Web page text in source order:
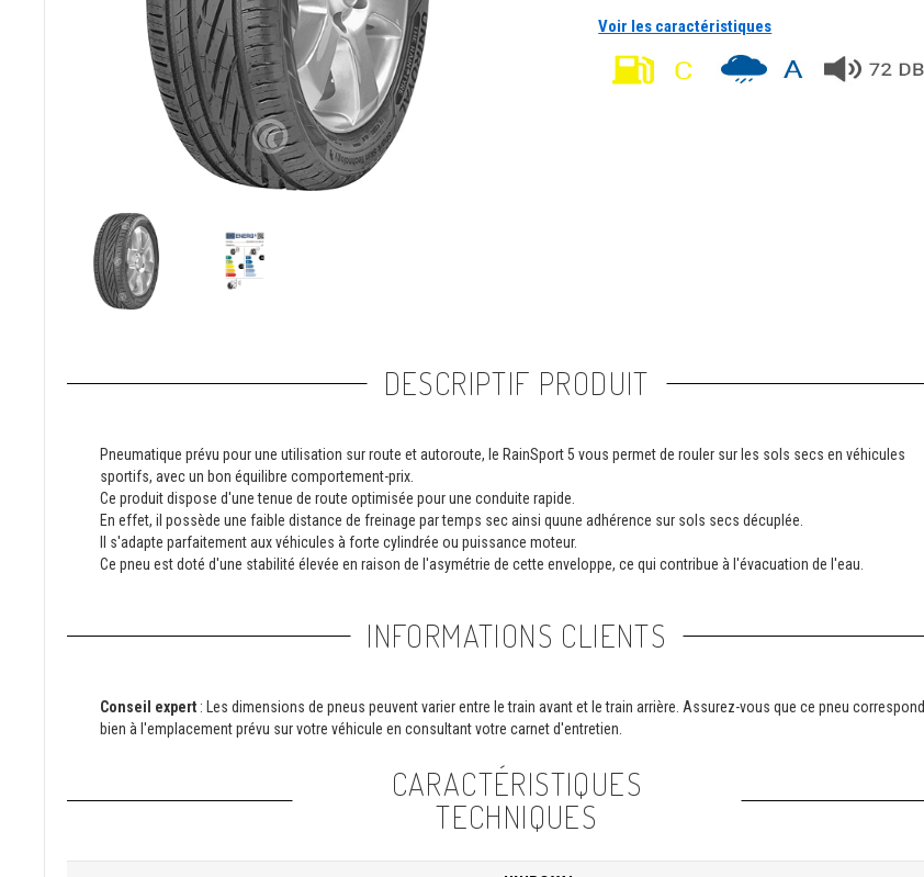
Voir les caractéristiques
DESCRIPTIF PRODUIT
Pneumatique prévu pour une utilisation sur route et autoroute, le RainSport 5 vous permet de rouler sur les sols secs en véhicules
sportifs, avec un bon équilibre comportement-prix.
Ce produit dispose d'une tenue de route optimisée pour une conduite rapide.
En effet, il possède une faible distance de freinage par temps sec ainsi quune adhérence sur sols secs décuplée.
Il s'adapte parfaitement aux véhicules à forte cylindrée ou puissance moteur.
Ce pneu est doté d'une stabilité élevée en raison de l'asymétrie de cette enveloppe, ce qui contribue à l'évacuation de l'eau.
INFORMATIONS CLIENTS
Conseil expert : Les dimensions de pneus peuvent varier entre le train avant et le train arrière. Assurez-vous que ce pneu correspond
bien à l'emplacement prévu sur votre véhicule en consultant votre carnet d'entretien.
CARACTÉRISTIQUES
TECHNIQUES